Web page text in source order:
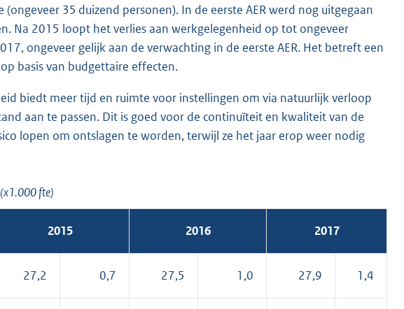
35 duizend personen). In de eerste AER werd nog uitgegaan
Na 2015 loopt het verlies aan werkgelegenheid op tot ongeveer
ongeveer gelijk aan de verwachting in de eerste AER. Het betreft een
basis van budgettaire effecten.
biedt meer tijd en ruimte voor instellingen om via natuurlijk verloop
aan te passen. Dit is goed voor de continuïteit en kwaliteit van de
lopen om ontslagen te worden, terwijl ze het jaar erop weer nodig
fte)
2015 2016 2017
27,2 0,7 27,5 1,0 27,9 1,4